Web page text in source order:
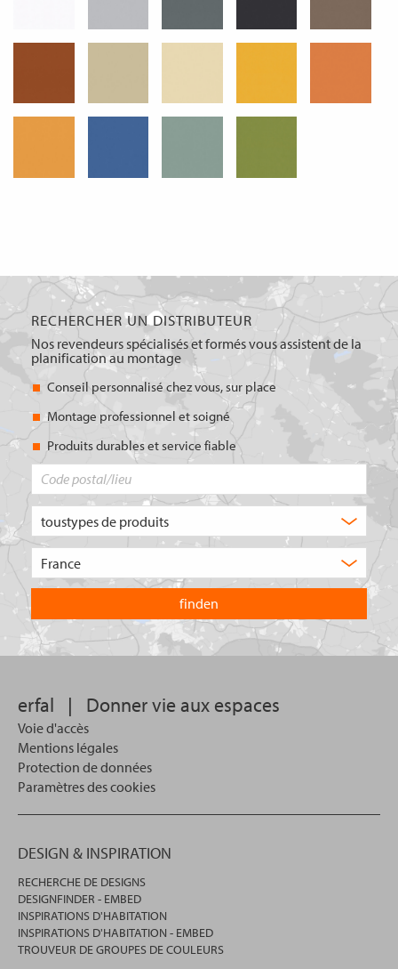
RECHERCHER UN DISTRIBUTEUR
Nos revendeurs spécialisés et formés vous assistent de la
planification au montage
Conseil personnalisé chez vous, sur place
Montage professionnel et soigné
Produits durables et service fiable
de
recherchez-
vous
?
pays
dans
lequel
vous
souhaitez
recherche.
erfal | Donner vie aux espaces
Voie d'accès
Mentions légales
Protection de données
Paramètres des cookies
DESIGN & INSPIRATION
RECHERCHE DE DESIGNS
DESIGNFINDER - EMBED
INSPIRATIONS D'HABITATION
INSPIRATIONS D'HABITATION - EMBED
TROUVEUR DE GROUPES DE COULEURS